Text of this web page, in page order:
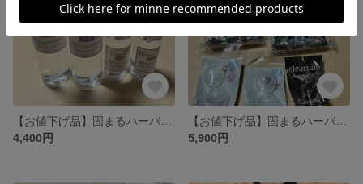
4,400円
5,900円